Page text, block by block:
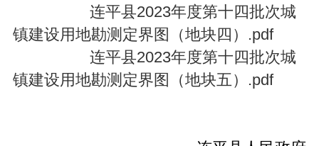
连平县2023年度第十四批次城
镇建设用地勘测定界图（地块四）.pdf
连平县2023年度第十四批次城
镇建设用地勘测定界图（地块五）.pdf